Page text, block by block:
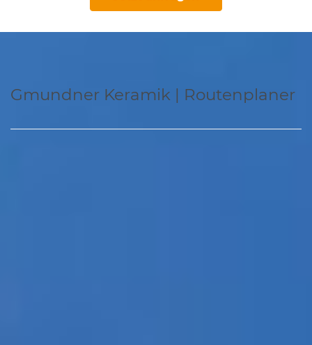
Gmundner Keramik | Routenplaner